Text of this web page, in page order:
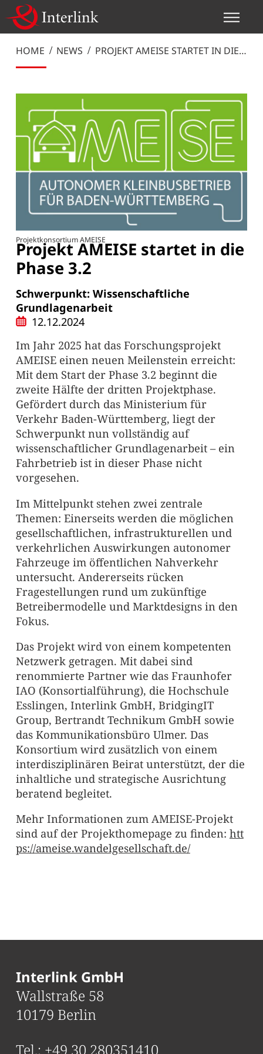
HOME NEWS
PROJEKT AMEISE STARTET IN DIE
Projektkonsortium AMEISE
Projekt AMEISE startet in die
Phase 3.2
Schwerpunkt: Wissenschaftliche
Grundlagenarbeit
12.12.2024
Im Jahr 2025 hat das Forschungsprojekt
AMEISE einen neuen Meilenstein erreicht:
Mit dem Start der Phase 3.2 beginnt die
zweite Hälfte der dritten Projektphase.
Gefördert durch das Ministerium für
Verkehr Baden-Württemberg, liegt der
Schwerpunkt nun vollständig auf
wissenschaftlicher Grundlagenarbeit – ein
Fahrbetrieb ist in dieser Phase nicht
vorgesehen.
Im Mittelpunkt stehen zwei zentrale
Themen: Einerseits werden die möglichen
gesellschaftlichen, infrastrukturellen und
verkehrlichen Auswirkungen autonomer
Fahrzeuge im öffentlichen Nahverkehr
untersucht. Andererseits rücken
Fragestellungen rund um zukünftige
Betreibermodelle und Marktdesigns in den
Fokus.
Das Projekt wird von einem kompetenten
Netzwerk getragen. Mit dabei sind
renommierte Partner wie das Fraunhofer
IAO (Konsortialführung), die Hochschule
Esslingen, Interlink GmbH, BridgingIT
Group, Bertrandt Technikum GmbH sowie
das Kommunikationsbüro Ulmer. Das
Konsortium wird zusätzlich von einem
interdisziplinären Beirat unterstützt, der die
inhaltliche und strategische Ausrichtung
beratend begleitet.
Mehr Informationen zum AMEISE-Projekt
sind auf der Projekthomepage zu finden: htt
ps://ameise.wandelgesellschaft.de/
Interlink GmbH
Wallstraße 58
10179 Berlin
Tel.: +49 30 280351410